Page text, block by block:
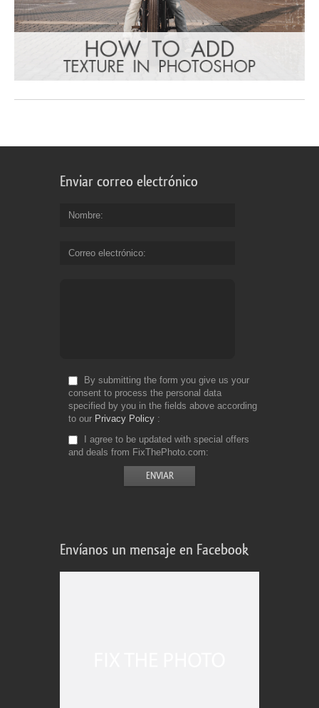
Enviar correo electrónico
Nombre
Correo electrónico
By submitting the form you give us your
consent to process the personal data
specified by you in the fields above according
to our Privacy Policy
I agree to be updated with special offers
and deals from FixThePhoto.com
Envíanos un mensaje en Facebook